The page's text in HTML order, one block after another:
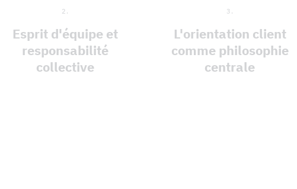
2.
Esprit d'équipe et
responsabilité
collective
3.
L'orientation client
comme philosophie
centrale